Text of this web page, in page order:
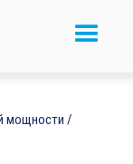
мощности /